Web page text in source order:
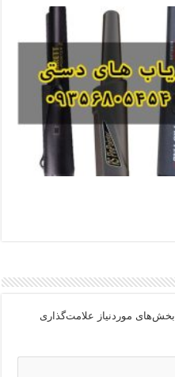
بخش‌های موردنیاز علامت‌گذاری